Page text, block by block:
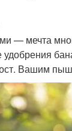
— мечта
удобрения
Вашим